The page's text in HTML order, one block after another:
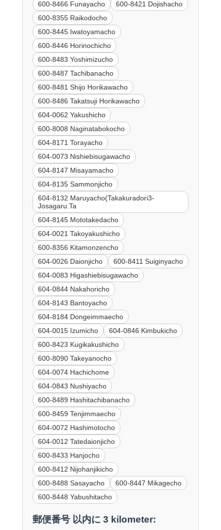
600-8466 Funayacho
600-8421 Dojishacho
600-8355 Raikodocho
600-8445 Iwatoyamacho
600-8446 Horinochicho
600-8483 Yoshimizucho
600-8487 Tachibanacho
600-8481 Shijo Horikawacho
600-8486 Takatsuji Horikawacho
604-0062 Yakushicho
600-8008 Naginatabokocho
604-8171 Torayacho
604-0073 Nishiebisugawacho
604-8147 Misayamacho
604-8135 Sammonjicho
604-8132 Maruyacho(Takakuradori3-
Josagaru.Ta
604-8145 Mototakedacho
604-0021 Takoyakushicho
600-8356 Kitamonzencho
604-0026 Daionjicho
600-8411 Suiginyacho
604-0083 Higashiebisugawacho
604-0844 Nakahoricho
604-8143 Bantoyacho
604-8184 Dongeimmaecho
604-0015 Izumicho
604-0846 Kimbukicho
600-8423 Kugikakushicho
600-8090 Takeyanocho
604-0074 Hachichome
604-0843 Nushiyacho
600-8489 Hashitachibanacho
600-8459 Tenjimmaecho
604-0072 Hashimotocho
604-0012 Tatedaionjicho
600-8433 Hanjocho
600-8412 Nijohanjikicho
600-8488 Sasayacho
600-8447 Mikagecho
600-8448 Yabushitacho
郵便番号 以内に 3 kilometer: